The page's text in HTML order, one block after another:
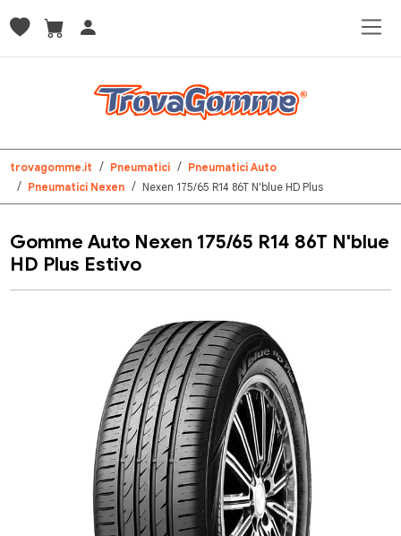
trovagomme.it Pneumatici
Pneumatici Auto
Pneumatici Nexen
Nexen 175/65 R14 86T N'blue HD Plus
Gomme Auto Nexen 175/65 R14 86T N'blue
HD Plus Estivo